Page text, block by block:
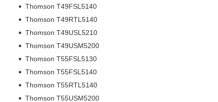
Thomson T49FSL5140
Thomson T49RTL5140
Thomson T49USL5210
Thomson T49USM5200
Thomson T55FSL5130
Thomson T55FSL5140
Thomson T55RTL5140
Thomson T55USM5200